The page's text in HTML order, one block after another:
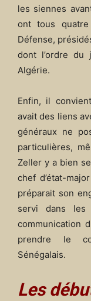
les siennes
ont tous
Défense,
dont l’ordre du
Algérie.
Enfin, il
avait des liens
généraux ne
particulières,
Zeller y a bien
chef d’état-
préparait son
servi dans
communication
prendre le
Sénégalais.
Les